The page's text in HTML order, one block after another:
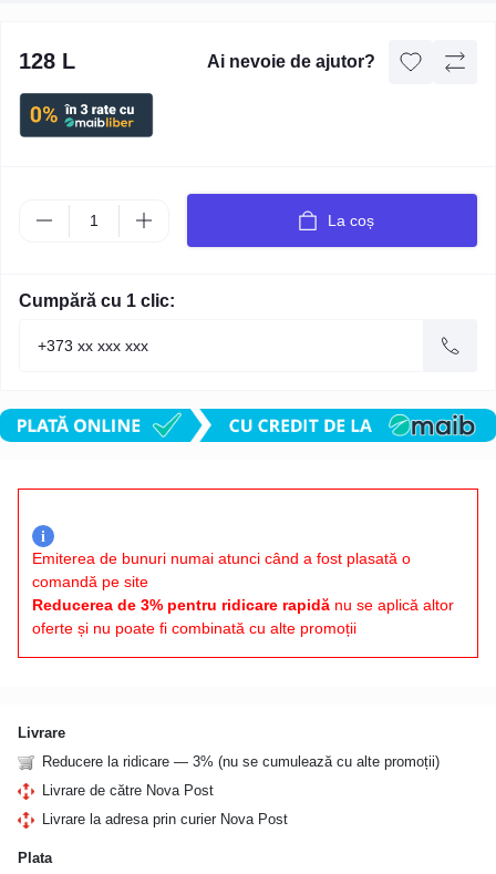
128 L Ai nevoie de ajutor?
La coș
Cumpără cu 1 clic:
i
Emiterea de bunuri numai atunci când a fost plasată o
comandă pe site
Reducerea de 3% pentru ridicare rapidă nu se aplică altor
oferte și nu poate fi combinată cu alte promoții
Livrare
Reducere la ridicare — 3% (nu se cumulează cu alte promoții)
Livrare de către Nova Post
Livrare la adresa prin curier Nova Post
Plata